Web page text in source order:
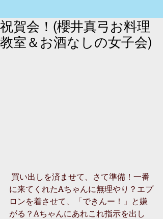
祝賀会！(櫻井真弓お料理
教室＆お酒なしの女子会)
に来てくれたAちゃんに無理やり？エプ
ロンを着させて、「できんー！」と嫌
がる？Aちゃんにあれこれ指示を出し